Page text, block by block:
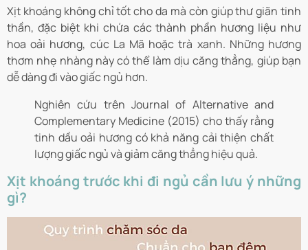
Xịt khoáng không chỉ tốt cho da mà còn giúp thư giãn tinh
thần, đặc biệt khi chứa các thành phần hương liệu như
hoa oải hương, cúc La Mã hoặc trà xanh. Những hương
thơm nhẹ nhàng này có thể làm dịu căng thẳng, giúp bạn
dễ dàng đi vào giấc ngủ hơn.
Nghiên cứu trên Journal of Alternative and
Complementary Medicine (2015) cho thấy rằng
tinh dầu oải hương có khả năng cải thiện chất
lượng giấc ngủ và giảm căng thẳng hiệu quả.
Xịt khoáng trước khi đi ngủ cần lưu ý những
gì?